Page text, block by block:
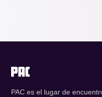
PAC es el lugar de